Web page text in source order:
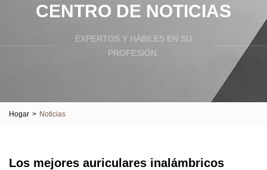
CENTRO DE NOTICIAS
EXPERTOS Y HÁBILES EN SU
PROFESIÓN.
Hogar > Noticias
Los mejores auriculares inalámbricos